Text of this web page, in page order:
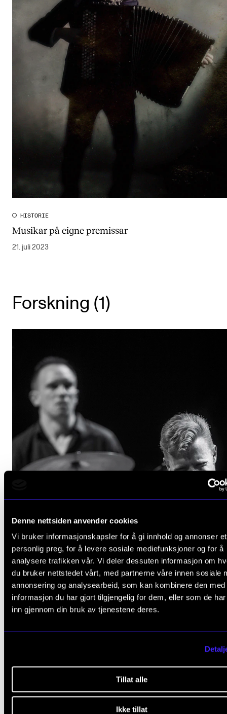
Denne nettsiden anvender cookies
Vi bruker informasjonskapsler for å gi innhold og annonser et
personlig preg, for å levere sosiale mediefunksjoner og for å
analysere trafikken vår. Vi deler dessuten informasjon om
du bruker nettstedet vårt, med partnerne våre innen sosiale
annonsering og analysearbeid, som kan kombinere den med
informasjon du har gjort tilgjengelig for dem, eller som de
inn gjennom din bruk av tjenestene deres.
Tillat alle
Ikke tillat
NordART
Prosjekter
INTERNASJONALT
Internasjonal strategi
Samarbeidsprosjekter
Finn ansatte
For ansatte og studenter
HISTORIE
Musikar på eigne premissar
21. juli 2023
Forskning (1)
KUNSTNERISK UTVIKLINGSARBEID